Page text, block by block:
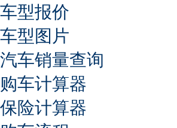
车型报价
车型图片
汽车销量查询
购车计算器
保险计算器